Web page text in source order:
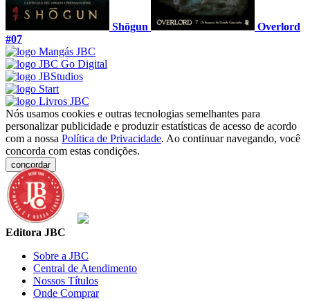
Shōgun
Overlord
#07
Nós usamos cookies e outras tecnologias semelhantes para
personalizar publicidade e produzir estatísticas de acesso de acordo
com a nossa Política de Privacidade. Ao continuar navegando, você
concorda com estas condições.
concordar
Editora JBC
Sobre a JBC
Central de Atendimento
Nossos Títulos
Onde Comprar